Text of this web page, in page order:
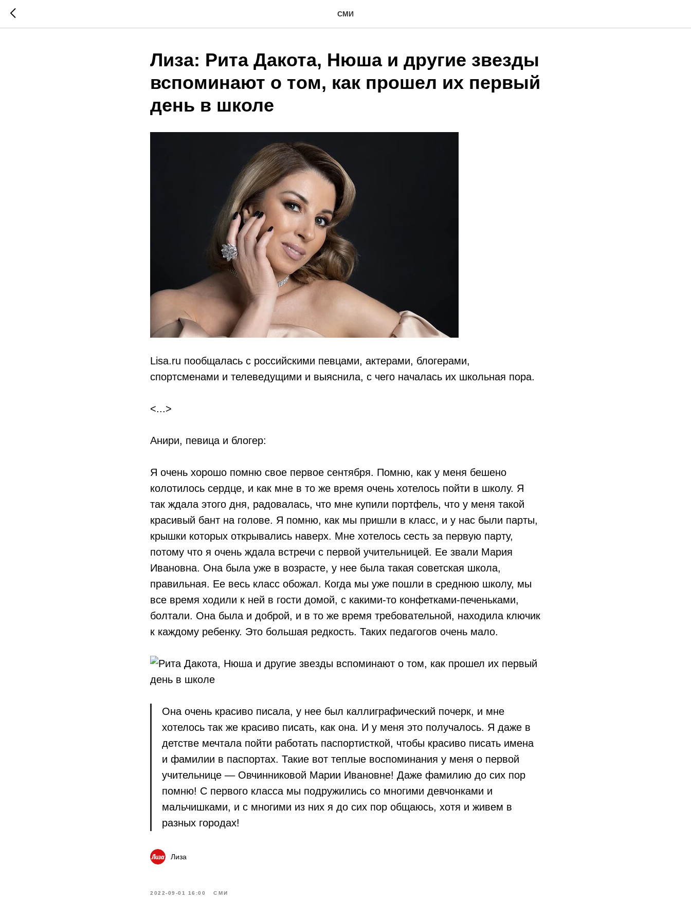
СМИ
Лиза: Рита Дакота, Нюша и другие звезды
вспоминают о том, как прошел их первый
день в школе
Lisa.ru пообщалась с российскими певцами, актерами, блогерами,
спортсменами и телеведущими и выяснила, с чего началась их школьная пора.
<...>
Анири, певица и блогер:
Я очень хорошо помню свое первое сентября. Помню, как у меня бешено
колотилось сердце, и как мне в то же время очень хотелось пойти в школу. Я
так ждала этого дня, радовалась, что мне купили портфель, что у меня такой
красивый бант на голове. Я помню, как мы пришли в класс, и у нас были парты,
крышки которых открывались наверх. Мне хотелось сесть за первую парту,
потому что я очень ждала встречи с первой учительницей. Ее звали Мария
Ивановна. Она была уже в возрасте, у нее была такая советская школа,
правильная. Ее весь класс обожал. Когда мы уже пошли в среднюю школу, мы
все время ходили к ней в гости домой, с какими-то конфетками-печеньками,
болтали. Она была и доброй, и в то же время требовательной, находила ключик
к каждому ребенку. Это большая редкость. Таких педагогов очень мало.
Она очень красиво писала, у нее был каллиграфический почерк, и мне
хотелось так же красиво писать, как она. И у меня это получалось. Я даже в
детстве мечтала пойти работать паспортисткой, чтобы красиво писать имена
и фамилии в паспортах. Такие вот теплые воспоминания у меня о первой
учительнице — Овчинниковой Марии Ивановне! Даже фамилию до сих пор
помню! С первого класса мы подружились со многими девчонками и
мальчишками, и с многими из них я до сих пор общаюсь, хотя и живем в
разных городах!
Лиза
2022-09-01 16:00 СМИ